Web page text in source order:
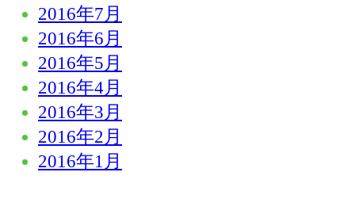
2016年7月
2016年6月
2016年5月
2016年4月
2016年3月
2016年2月
2016年1月